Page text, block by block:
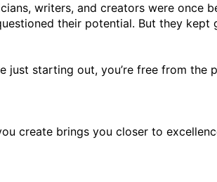
writers, and creators were once
their potential. But they kept
just starting out, you’re free from the
create brings you closer to